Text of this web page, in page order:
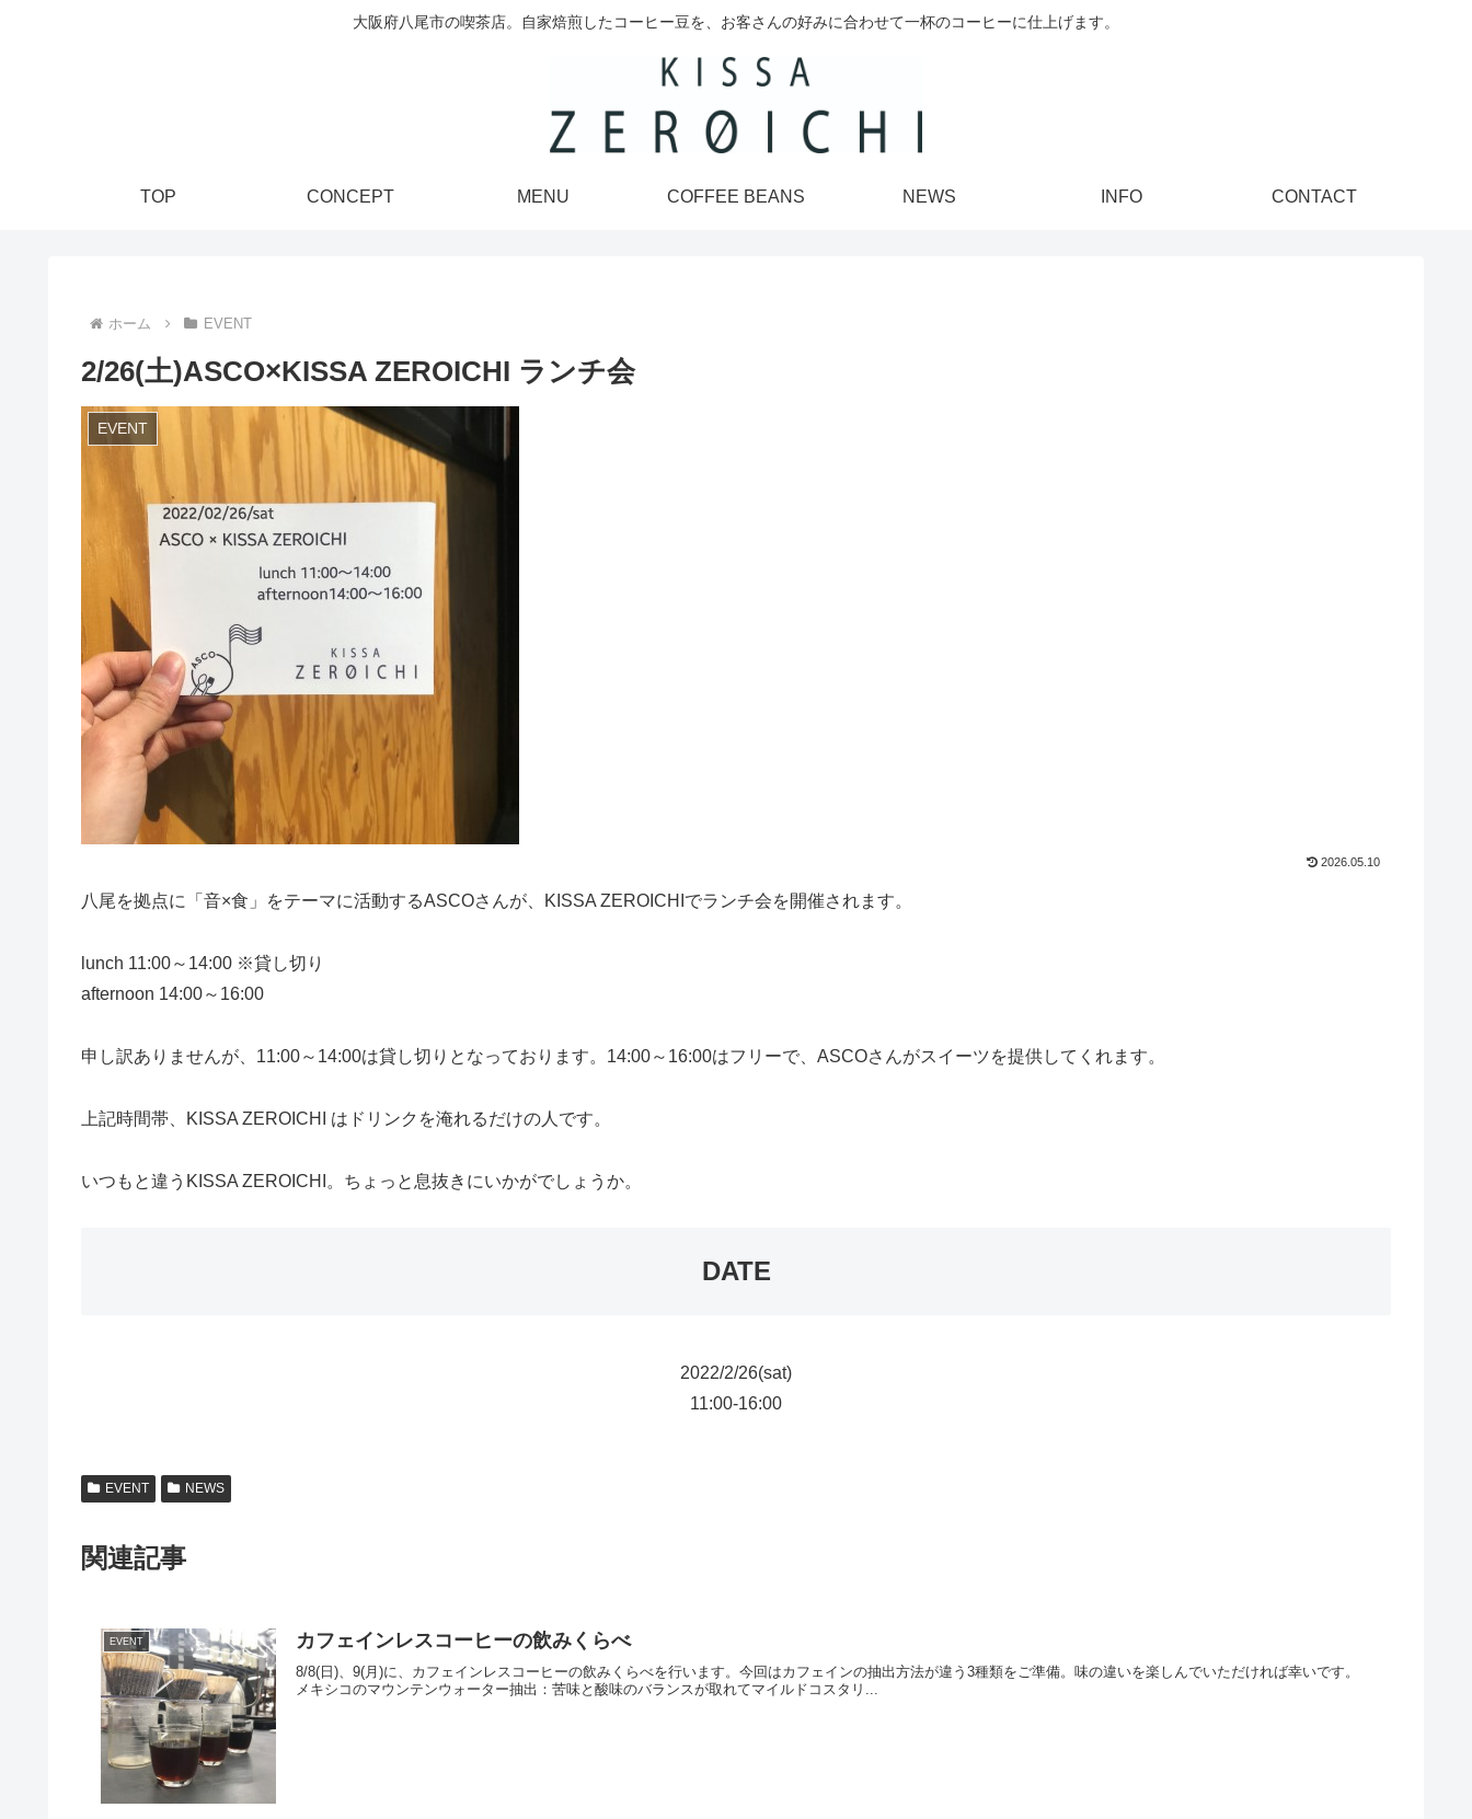
大阪府八尾市の喫茶店。自家焙煎したコーヒー豆を、お客さんの好みに合わせて一杯のコーヒーに仕上げます。
TOP CONCEPT MENU COFFEE BEANS NEWS INFO CONTACT
ホーム EVENT
2/26(土)ASCO×KISSA ZEROICHI ランチ会
EVENT
2026.05.10
八尾を拠点に「音×食」をテーマに活動するASCOさんが、KISSA ZEROICHIでランチ会を開催されます。
lunch 11:00～14:00 ※貸し切り
afternoon 14:00～16:00
申し訳ありませんが、11:00～14:00は貸し切りとなっております。14:00～16:00はフリーで、ASCOさんがスイーツを提供してくれます。
上記時間帯、KISSA ZEROICHI はドリンクを淹れるだけの人です。
いつもと違うKISSA ZEROICHI。ちょっと息抜きにいかがでしょうか。
DATE
2022/2/26(sat)
11:00-16:00
EVENT NEWS
関連記事
EVENT カフェインレスコーヒーの飲みくらべ
8/8(日)、9(月)に、カフェインレスコーヒーの飲みくらべを行います。今回はカフェインの抽出方法が違う3種類をご準備。味の違いを楽しんでいただければ幸いです。
メキシコのマウンテンウォーター抽出：苦味と酸味のバランスが取れてマイルドコスタリ...